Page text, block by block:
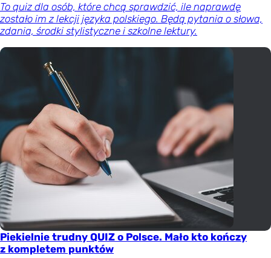
To quiz dla osób, które chcą sprawdzić, ile naprawdę
zostało im z lekcji języka polskiego. Będą pytania o słowa,
zdania, środki stylistyczne i szkolne lektury.
Piekielnie trudny QUIZ o Polsce. Mało kto kończy
z kompletem punktów